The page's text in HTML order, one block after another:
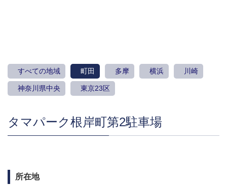
すべての地域 町田 多摩 横浜 川崎
神奈川県中央 東京23区
タマパーク根岸町第2駐車場
所在地